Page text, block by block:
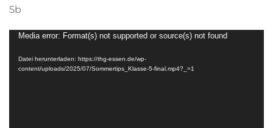
5b
Video-
Media error: Format(s) not supported or source(s) not found
Datei herunterladen: https://thg-essen.de/wp-
content/uploads/2025/07/Sommertips_Klasse-5-final.mp4?_=1